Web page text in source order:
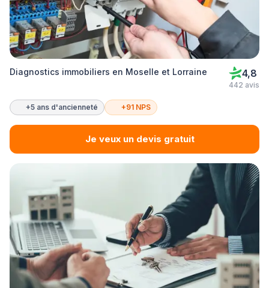
Diagnostics immobiliers en Moselle et Lorraine 4,8
442 avis
+5 ans d'ancienneté +91 NPS
Je veux un devis gratuit